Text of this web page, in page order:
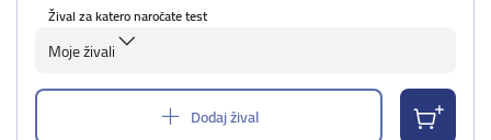
Žival za katero naročate test
Moje živali
Dodaj žival